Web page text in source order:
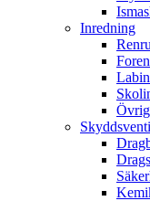
Inredning